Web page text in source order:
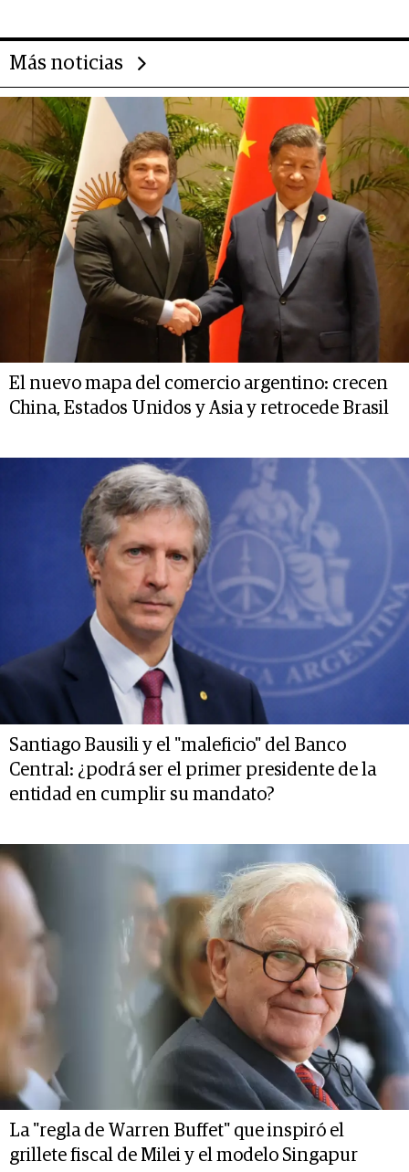
Más noticias
El nuevo mapa del comercio argentino: crecen
China, Estados Unidos y Asia y retrocede Brasil
Santiago Bausili y el "maleficio" del Banco
Central: ¿podrá ser el primer presidente de la
entidad en cumplir su mandato?
La "regla de Warren Buffet" que inspiró el
grillete fiscal de Milei y el modelo Singapur